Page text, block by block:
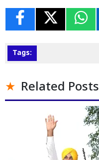
Tags:
Related Posts